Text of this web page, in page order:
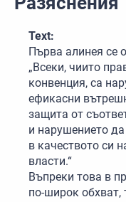
Text:
Първа алинея се
„Всеки, чиито
конвенция, са
ефикасни
защита от
и нарушението
в качеството си
власти.“
Въпреки това в
по-широк обхват,